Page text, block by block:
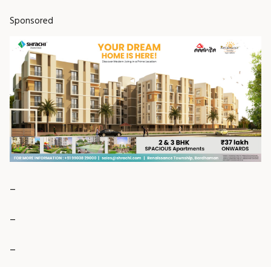
Sponsored
_
_
_